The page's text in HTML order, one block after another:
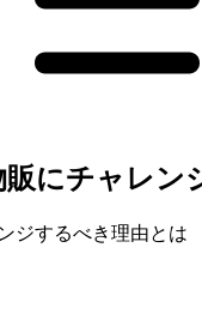
にチャレン